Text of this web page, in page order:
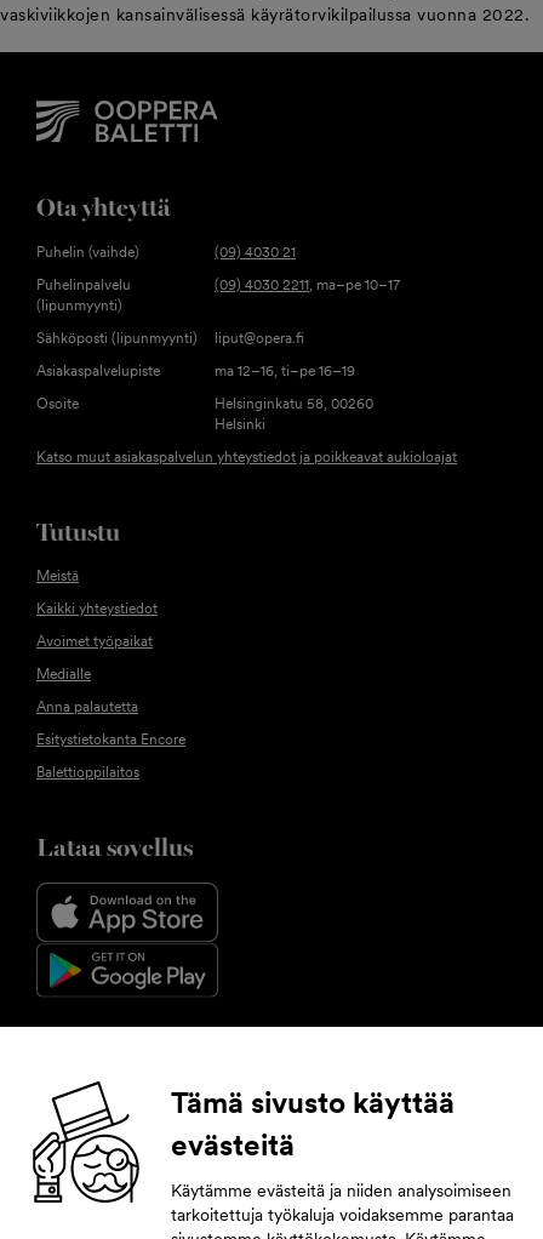
vaskiviikkojen kansainvälisessä käyrätorvikilpailussa vuonna 2022.
Ota yhteyttä
Puhelin (vaihde)
(09) 4030 21
Puhelinpalvelu
(lipunmyynti)
(09) 4030 2211, ma–pe 10–17
Sähköposti (lipunmyynti)
liput@opera.fi
Asiakaspalvelupiste
ma 12–16, ti–pe 16–19
Osoite
Helsinginkatu 58, 00260
Helsinki
Katso muut asiakaspalvelun yhteystiedot ja poikkeavat aukioloajat
Tutustu
Meistä
Kaikki yhteystiedot
Avoimet työpaikat
Medialle
Anna palautetta
Esitystietokanta Encore
Balettioppilaitos
Lataa sovellus
Facebook Instagram YouTube LinkedIn
Tämä sivusto käyttää
evästeitä
Käytämme evästeitä ja niiden analysoimiseen
tarkoitettuja työkaluja voidaksemme parantaa